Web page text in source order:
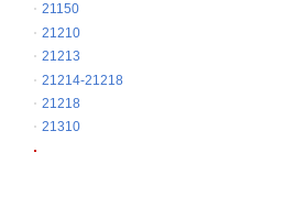
21150
21210
21213
21214-21218
21218
21310